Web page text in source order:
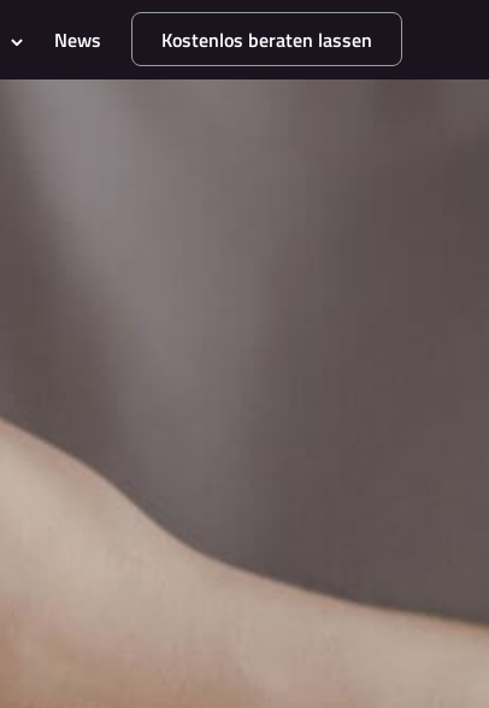
News Kostenlos beraten lassen